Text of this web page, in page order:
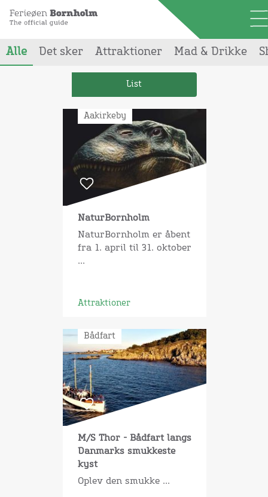
Alle Det sker Attraktioner Mad & Drikke
List
Aakirkeby
NaturBornholm
NaturBornholm er åbent
fra 1. april til 31. oktober
...
Attraktioner
Bådfart
M/S Thor - Bådfart langs
Danmarks smukkeste
kyst
Oplev den smukke ...